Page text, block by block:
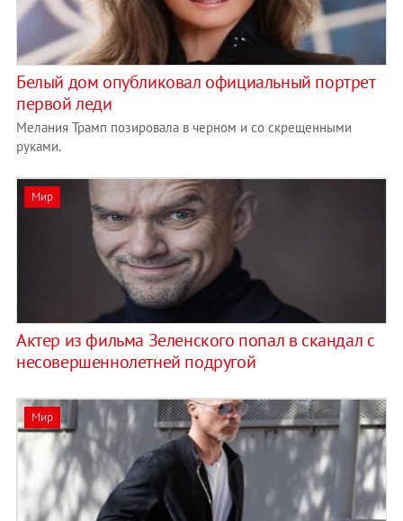
Белый дом опубликовал официальный портрет
первой леди
Мелания Трамп позировала в черном и со скрещенными
руками.
Мир
Актер из фильма Зеленского попал в скандал с
несовершеннолетней подругой
Мир